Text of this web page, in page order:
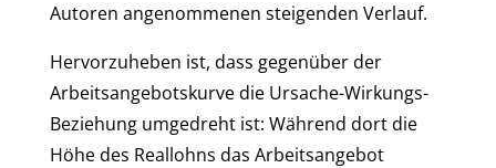
Autoren angenommenen steigenden Verlauf.
Hervorzuheben ist, dass gegenüber der
Arbeitsangebotskurve die Ursache-Wirkungs-
Beziehung umgedreht ist: Während dort die
Höhe des Reallohns das Arbeitsangebot